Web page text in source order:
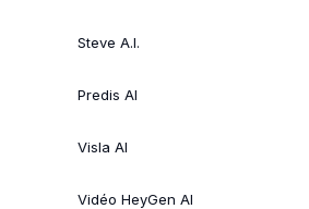
Steve A.I.
Predis AI
Visla AI
Vidéo HeyGen AI